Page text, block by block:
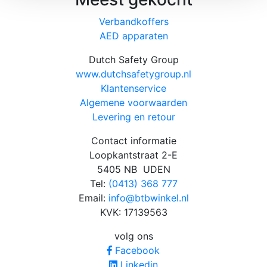
Contact informatie
Loopkantstraat 2-E
5405 NB UDEN
Tel: (0413) 368 777
Email: info@btbwinkel.nl
KVK: 17139563
Verbandkoffers
AED apparaten
Dutch Safety Group
www.dutchsafetygroup.nl
Klantenservice
Algemene voorwaarden
Levering en retour
volg ons
Facebook
Linkedin